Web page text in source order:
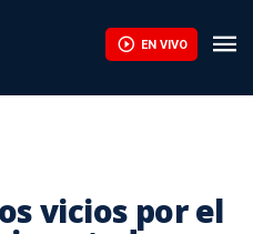
EN VIVO
vicios por el